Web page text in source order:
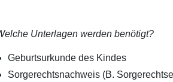
Unterlagen werden benötigt?
Geburtsurkunde des Kindes
Sorgerechtsnachweis (B.